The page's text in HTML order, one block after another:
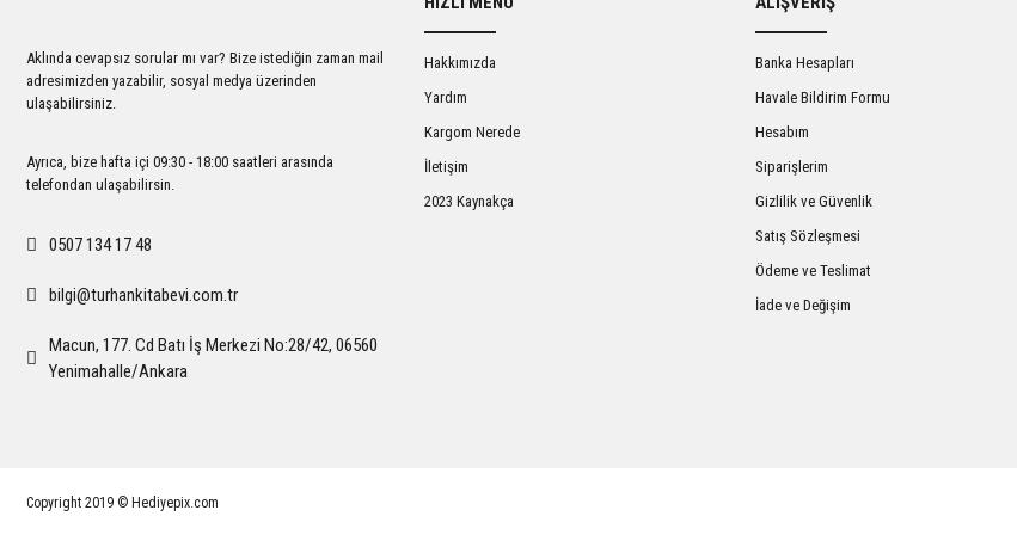
Ürün fiyatı diğer sitelerden daha pahalı.
Bu ürüne benzer farklı alternatifler olmalı.
Gönder
Aklında cevapsız sorular mı var? Bize istediğin zaman mail
adresimizden yazabilir, sosyal medya üzerinden
ulaşabilirsiniz.
Ayrıca, bize hafta içi 09:30 - 18:00 saatleri arasında
telefondan ulaşabilirsin.
0507 134 17 48
bilgi@turhankitabevi.com.tr
Macun, 177. Cd Batı İş Merkezi No:28/42, 06560
Yenimahalle/Ankara
Hakkımızda
Yardım
Kargom Nerede
İletişim
2023 Kaynakça
Banka Hesapları
Havale Bildirim Formu
Hesabım
Siparişlerim
Gizlilik ve Güvenlik
Satış Sözleşmesi
Ödeme ve Teslimat
İade ve Değişim
Copyright 2019 © Hediyepix.com